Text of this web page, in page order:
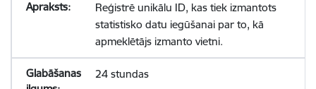
Reģistrē unikālu ID, kas tiek izmantots
statistisko datu iegūšanai par to, kā
apmeklētājs izmanto vietni.
24 stundas